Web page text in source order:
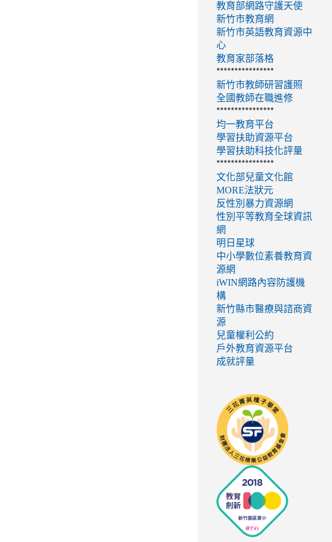
教育部網路守護天使
新竹市教育網
新竹市英語教育資源中
心
教育家部落格
****************
新竹市教師研習護照
全國教師在職進修
****************
均一教育平台
學習扶助資源平台
學習扶助科技化評量
****************
文化部兒童文化館
MORE法狀元
反性別暴力資源網
性別平等教育全球資訊
網
明日星球
中小學數位素養教育資
源網
iWIN網路內容防護機
構
新竹縣市醫療與諮商資
源
兒童權利公約
戶外教育資源平台
成就評量
http://